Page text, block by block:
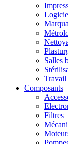
Salles
Travail
Composants
Filtres